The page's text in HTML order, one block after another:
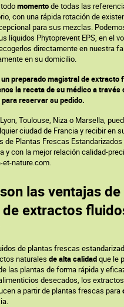
momentode todas las
con una rápida rotación de
para sus mezclas.
líquidos Phytoprevent EPS, en el
directamente en nuestra
en su domicilio.
un preparado magistral de extracto
la receta de su médico a través
reservar su pedido.
Toulouse, Niza o Marsella,
ciudad de Francia y recibir en
de Plantas Frescas
y con la mejor relación calidad-
et-nature.com.
las ventajas
extractos
de plantas frescas
naturales de alta calidadque le
las plantas de forma rápida y
desecados, los
a partir de plantas frescas para